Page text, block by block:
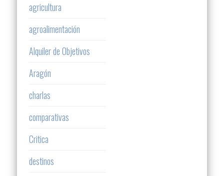
agricultura
agroalimentación
Alquiler de Objetivos
Aragón
charlas
comparativas
Critica
destinos